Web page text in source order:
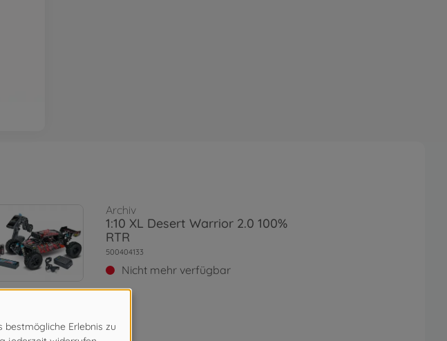
Archiv
1:10 XL Desert Warrior 2.0 100%
RTR
500404133
Nicht mehr verfügbar